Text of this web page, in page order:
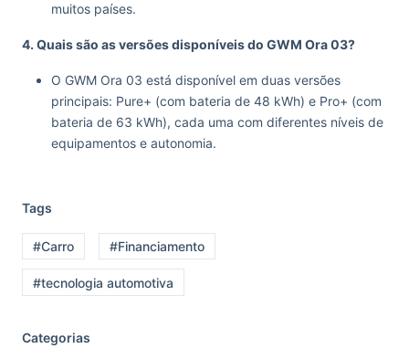
muitos países.
4. Quais são as versões disponíveis do GWM Ora 03?
O GWM Ora 03 está disponível em duas versões
principais: Pure+ (com bateria de 48 kWh) e Pro+ (com
bateria de 63 kWh), cada uma com diferentes níveis de
equipamentos e autonomia.
Tags
#Carro #Financiamento
#tecnologia automotiva
Categorias